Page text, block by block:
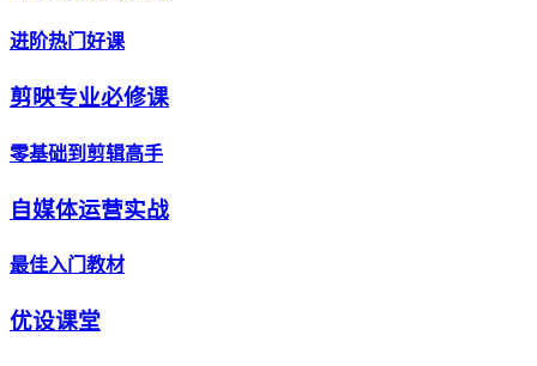
进阶热门好课
剪映专业必修课
零基础到剪辑高手
自媒体运营实战
最佳入门教材
优设课堂